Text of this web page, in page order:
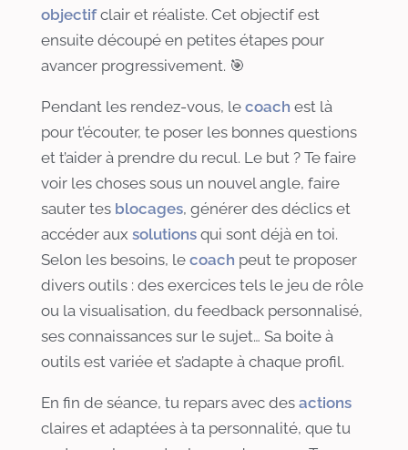
objectifclair et réaliste. Cet objectif est
ensuite découpé en petites étapes pour
avancer progressivement. 🎯
Pendant les rendez-vous, le coach est là
pour t’écouter, te poser les bonnes questions
et t’aider à prendre du recul. Le but ? Te faire
voir les choses sous un nouvel angle, faire
sauter tes blocages, générer des déclics et
accéder aux solutions qui sont déjà en toi.
Selon les besoins, le coach peut te proposer
divers outils : des exercices tels le jeu de rôle
ou la visualisation, du feedback personnalisé,
ses connaissances sur le sujet… Sa boite à
outils est variée et s’adapte à chaque profil.
En fin de séance, tu repars avec des actions
claires et adaptées à ta personnalité, que tu